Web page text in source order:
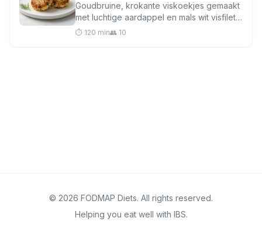
Goudbruine, krokante viskoekjes gemaakt
met luchtige aardappel en mals wit visfilet -
een troostrijk Brits klassieker dat zacht is
⏱️ 120 min👥 10
© 2026 FODMAP Diets. All rights reserved.
Helping you eat well with IBS.